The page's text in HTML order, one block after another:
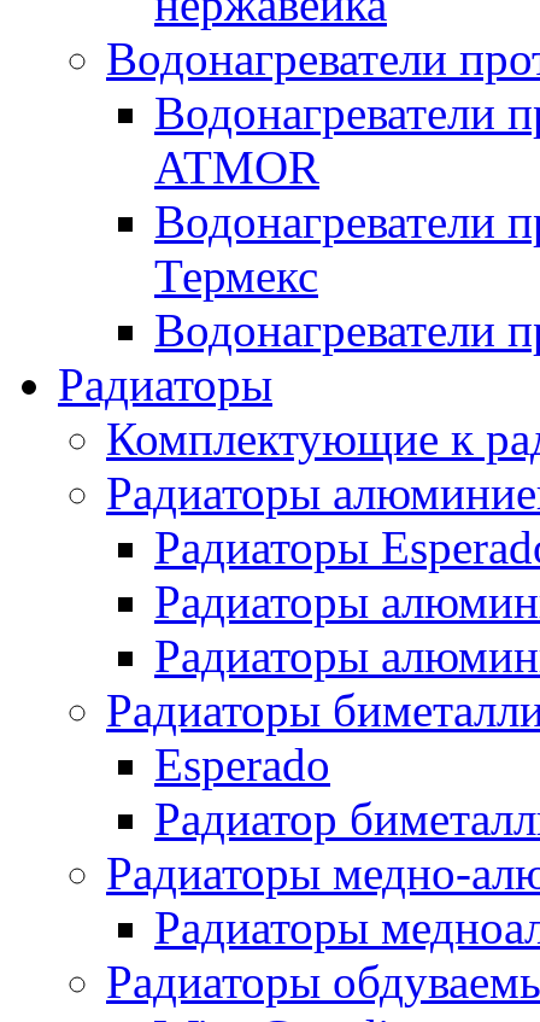
Водонагреватели
Водонагреватели
ATMOR
Водонагреватели
Термекс
Водонагреватели
Радиаторы
Комплектующие к
Радиаторы
Радиаторы
Радиаторы
Радиаторы
Радиаторы
Esperado
Радиатор
Радиаторы медно-
Радиаторы
Радиаторы